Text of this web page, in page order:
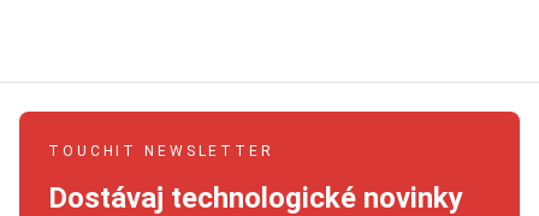
TOUCHIT NEWSLETTER
Dostávaj technologické novinky